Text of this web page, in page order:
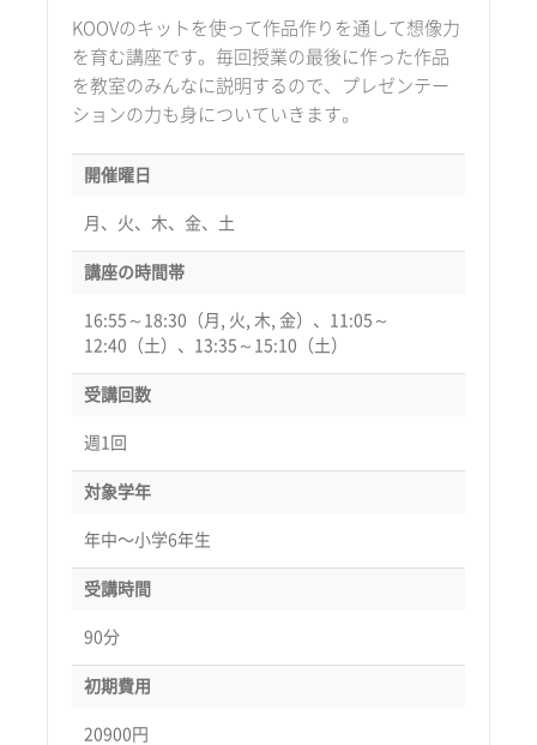
KOOVのキットを使って作品作りを通して想像力
を育む講座です。毎回授業の最後に作った作品
を教室のみんなに説明するので、プレゼンテー
ションの力も身についていきます。
開催曜日
月、火、木、金、土
講座の時間帯
16:55～18:30（月, 火, 木, 金）、11:05～
12:40（土）、13:35～15:10（土）
受講回数
週1回
対象学年
年中〜小学6年生
受講時間
90分
初期費用
20900円